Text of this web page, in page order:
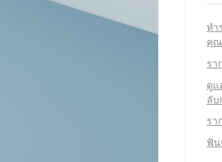
ทำ
คุณ
รา
ดูแ
ลับ
รา
ฟัน